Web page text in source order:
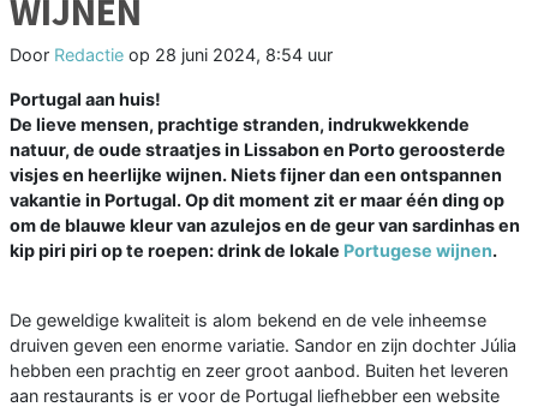
WIJNEN
Door Redactie op 28 juni 2024, 8:54 uur
Portugal aan huis!
De lieve mensen, prachtige stranden, indrukwekkende
natuur, de oude straatjes in Lissabon en Porto geroosterde
visjes en heerlijke wijnen. Niets fijner dan een ontspannen
vakantie in Portugal. Op dit moment zit er maar één ding op
om de blauwe kleur van azulejos en de geur van sardinhas en
kip piri piri op te roepen: drink de lokale Portugese wijnen.
De geweldige kwaliteit is alom bekend en de vele inheemse
druiven geven een enorme variatie. Sandor en zijn dochter Júlia
hebben een prachtig en zeer groot aanbod. Buiten het leveren
aan restaurants is er voor de Portugal liefhebber een website